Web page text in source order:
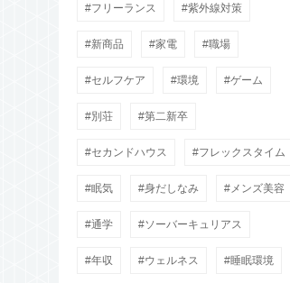
フリーランス 紫外線対策
新商品 家電 職場
セルフケア 環境 ゲーム
別荘 第二新卒
セカンドハウス フレックスタイム
眠気 身だしなみ メンズ美容
通学 ソーバーキュリアス
年収 ウェルネス 睡眠環境